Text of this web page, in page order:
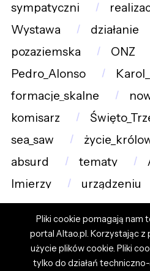
sympatyczni
Wystawa
działanie
pozaziemska
ONZ
Pedro_Alonso
formacje_skalne
komisarz
sea_saw
absurd
tematy
Imierzy
urządzeniu
Pliki cookie pomagają nam
portal Altao.pl. Korzystając z
użycie plików cookie. Pliki
tylko do działań